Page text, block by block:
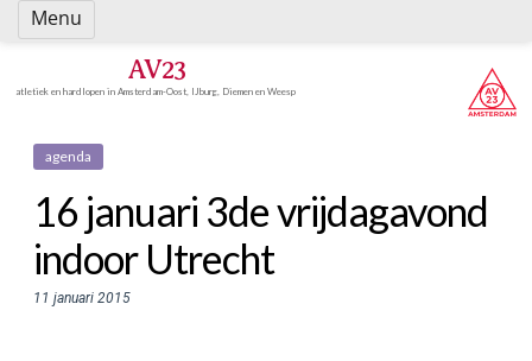
Spring
naar
AV23
atletiek en hardlopen in Amsterdam-Oost, IJburg, Diemen en Weesp
agenda
16 januari 3de vrijdagavond
indoor Utrecht
11 januari 2015
Menu